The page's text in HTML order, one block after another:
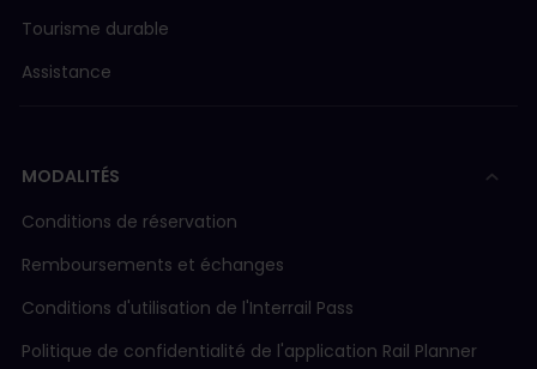
Tourisme durable
Assistance
MODALITÉS
Conditions de réservation
Remboursements et échanges
Conditions d'utilisation de l'Interrail Pass
Politique de confidentialité de l'application Rail Planner